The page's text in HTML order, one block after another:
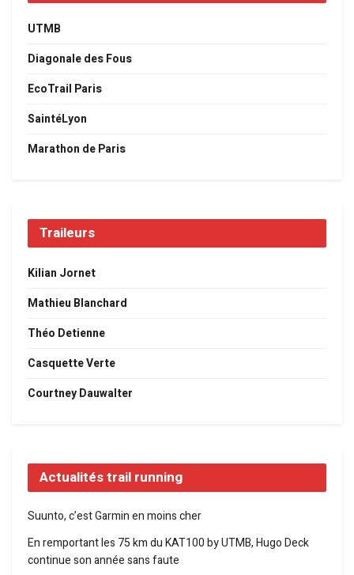
UTMB
Diagonale des Fous
EcoTrail Paris
SaintéLyon
Marathon de Paris
Traileurs
Kilian Jornet
Mathieu Blanchard
Théo Detienne
Casquette Verte
Courtney Dauwalter
Actualités trail running
Suunto, c’est Garmin en moins cher
En remportant les 75 km du KAT100 by UTMB, Hugo Deck
continue son année sans faute